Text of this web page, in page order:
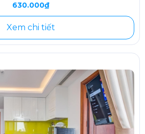
630.000₫
Xem chi tiết